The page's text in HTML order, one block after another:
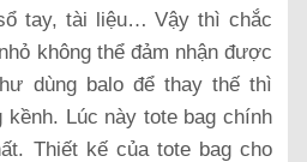
tay, tài liệu… Vậy thì chắc
không thể đảm nhận được
dùng balo để thay thế thì
kềnh. Lúc này tote bag chính
Thiết kế của tote bag cho